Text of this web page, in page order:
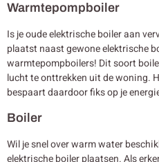
Warmtepompboiler
Is je oude elektrische boiler aan
plaatst naast gewone elektrische
warmtepompboilers! Dit soort
lucht te onttrekken uit de woning.
bespaart daardoor fiks op je
Boiler
Wil je snel over warm water
elektrische boiler plaatsen. Als